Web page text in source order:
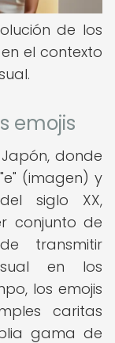
de los
el contexto
emojis
donde
(imagen) y
siglo XX,
conjunto de
transmitir
en los
los emojis
caritas
gama de